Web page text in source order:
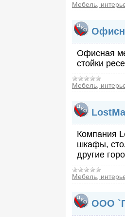
Мебель,
Офисная
стойки
Мебель,
Компания
шкафы,
другие
Мебель,
ООО